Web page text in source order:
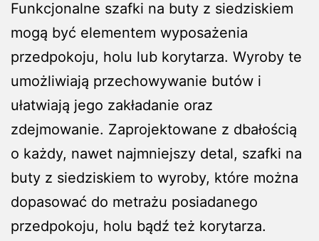
Funkcjonalne szafki na buty z siedziskiem
mogą być elementem wyposażenia
przedpokoju, holu lub korytarza. Wyroby te
umożliwiają przechowywanie butów i
ułatwiają jego zakładanie oraz
zdejmowanie. Zaprojektowane z dbałością
o każdy, nawet najmniejszy detal, szafki na
buty z siedziskiem to wyroby, które można
dopasować do metrażu posiadanego
przedpokoju, holu bądź też korytarza.